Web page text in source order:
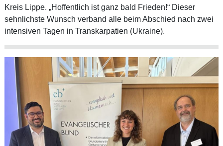
Kreis Lippe. „Hoffentlich ist ganz bald Frieden!“ Dieser
sehnlichste Wunsch verband alle beim Abschied nach zwei
intensiven Tagen in Transkarpatien (Ukraine).